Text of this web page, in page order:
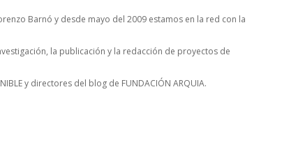
Barnó y desde mayo del 2009 estamos en la red con la
la publicación y la redacción de proyectos de
y directores del blog de FUNDACIÓN ARQUIA.